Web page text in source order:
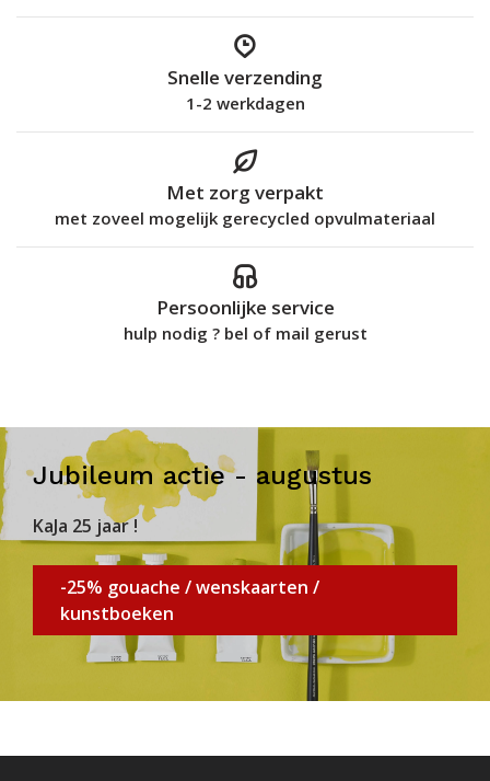
Snelle verzending
1-2 werkdagen
Met zorg verpakt
met zoveel mogelijk gerecycled opvulmateriaal
Persoonlijke service
hulp nodig ? bel of mail gerust
Jubileum actie - augustus
KaJa 25 jaar !
-25% gouache / wenskaarten /
kunstboeken